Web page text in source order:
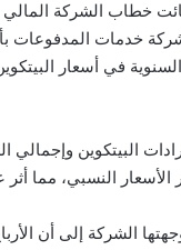
خطاب الشركة المالي
خدمات المدفوعات
السنوية في أسعار
البيتكوين وإجمالي
النسبي، مما
الشركة إلى أن